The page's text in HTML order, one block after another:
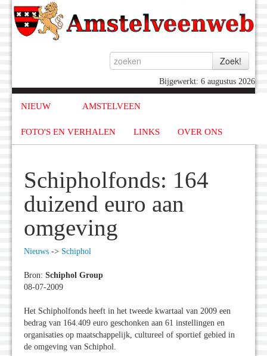
Bijgewerkt: 6 augustus 2026
NIEUW AMSTELVEEN
FOTO'S EN VERHALEN LINKS OVER ONS
Schipholfonds: 164
duizend euro aan
omgeving
Nieuws -> Schiphol
Bron: Schiphol Group
08-07-2009
Het Schipholfonds heeft in het tweede kwartaal van 2009 een
bedrag van 164.409 euro geschonken aan 61 instellingen en
organisaties op maatschappelijk, cultureel of sportief gebied in
de omgeving van Schiphol.